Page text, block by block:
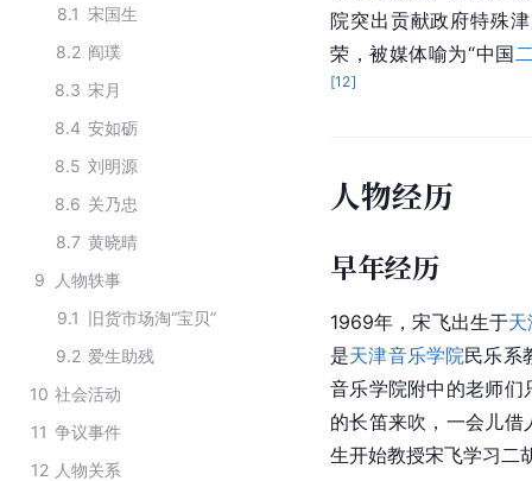
8.1 宋国生
8.2 阎璞
8.3 宋月
8.4 安如砺
8.5 刘明源
8.6 关乃忠
8.7 黄晓晴
9
人物轶事
9.1 旧货市场淘“宝贝”
9.2 爱生助残
10 社会活动
11 争议事件
12 人物关系
院突出贡献政府特殊
荣，被媒体喻为“中国
[12]
人物经历
早年经历
1969年，宋飞出生于
是天津音乐学院民乐系
音乐学院附中的老师们
的长笛来吹，一会儿借
生开始教授宋飞学习 二